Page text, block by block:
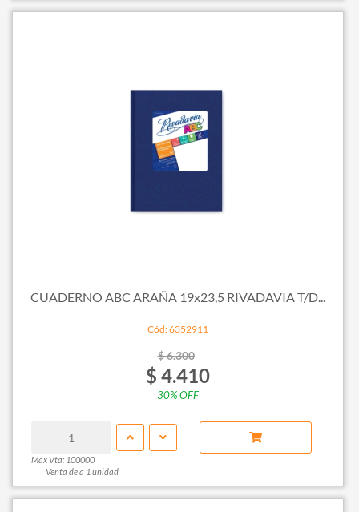
CUADERNO ABC ARAÑA 19x23,5 RIVADAVIA T/D...
Cód: 6352911
$ 6.300
$ 4.410
30% OFF
Max Vta: 100000
Venta de a 1 unidad